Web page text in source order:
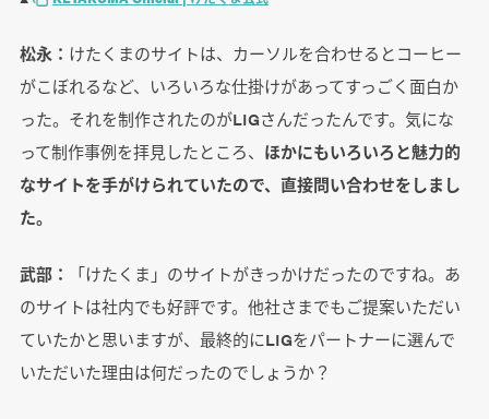
松永： けたくまのサイトは、カーソルを合わせるとコーヒー
がこぼれるなど、いろいろな仕掛けがあってすっごく面白か
った。それを制作されたのがLIGさんだったんです。気にな
って制作事例を拝見したところ、 ほかにもいろいろと魅力的
なサイトを手がけられていたので、直接問い合わせをしまし
た。
武部：
「けたくま」のサイトがきっかけだったのですね。あ
のサイトは社内でも好評です。他社さまでもご提案いただい
ていたかと思いますが、最終的にLIGをパートナーに選んで
いただいた理由は何だったのでしょうか？